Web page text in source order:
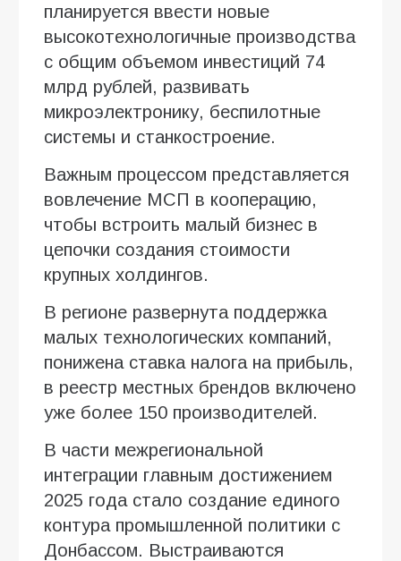
планируется ввести новые
высокотехнологичные производства
с общим объемом инвестиций 74
млрд рублей, развивать
микроэлектронику, беспилотные
системы и станкостроение.
Важным процессом представляется
вовлечение МСП в кооперацию,
чтобы встроить малый бизнес в
цепочки создания стоимости
крупных холдингов.
В регионе развернута поддержка
малых технологических компаний,
понижена ставка налога на прибыль,
в реестр местных брендов включено
уже более 150 производителей.
В части межрегиональной
интеграции главным достижением
2025 года стало создание единого
контура промышленной политики с
Донбассом. Выстраиваются